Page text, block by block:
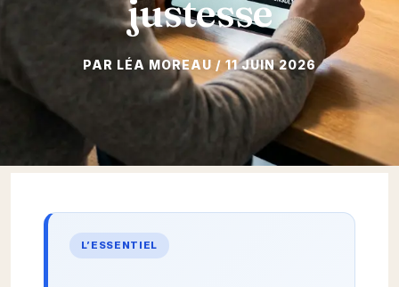
justesse
11 JUIN 2026
L’ESSENTIEL